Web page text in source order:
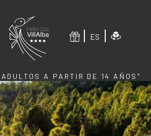
ES
A PARTIR DE 14 AÑOS"